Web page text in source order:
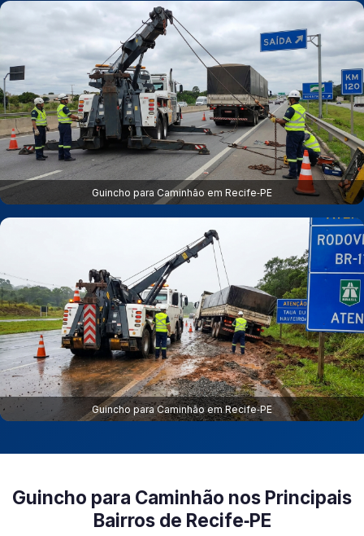
Guincho para Caminhão em Recife‑PE
Guincho para Caminhão em Recife‑PE
Guincho para Caminhão nos Principais
Bairros de Recife‑PE